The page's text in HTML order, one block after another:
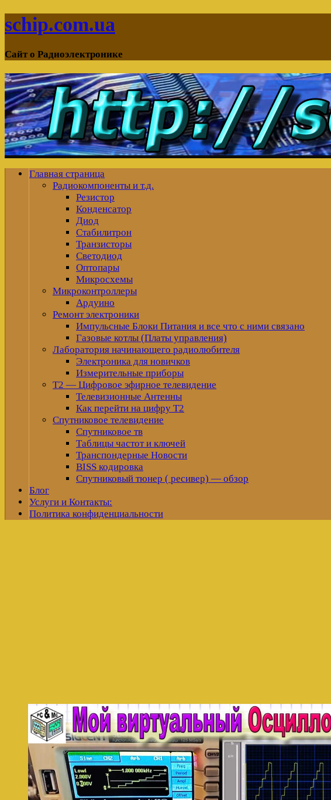
schip.com.ua
Сайт о Радиоэлектронике
Главная страница
Радиокомпоненты и т.д.
Резистор
Конденсатор
Диод
Стабилитрон
Транзисторы
Светодиод
Оптопары
Микросхемы
Микроконтроллеры
Ардуино
Ремонт электроники
Импульсные Блоки Питания и все что с ними связано
Газовые котлы (Платы управления)
Лаборатория начинающего радиолюбителя
Электроника для новичков
Измерительные приборы
Т2 — Цифровое эфирное телевидение
Телевизионные Антенны
Как перейти на цифру Т2
Спутниковое телевидение
Спутниковое тв
Таблицы частот и ключей
Транспондерные Новости
BISS кодировка
Спутниковый тюнер ( ресивер) — обзор
Блог
Услуги и Контакты:
Политика конфиденциальности